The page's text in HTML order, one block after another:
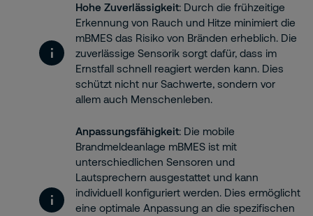
Hohe Zuverlässigkeit: Durch die frühzeitige
Erkennung von Rauch und Hitze minimiert die
mBMES das Risiko von Bränden erheblich. Die
zuverlässige Sensorik sorgt dafür, dass im
Ernstfall schnell reagiert werden kann. Dies
schützt nicht nur Sachwerte, sondern vor
allem auch Menschenleben.
Anpassungsfähigkeit: Die mobile
Brandmeldeanlage mBMES ist mit
unterschiedlichen Sensoren und
Lautsprechern ausgestattet und kann
individuell konfiguriert werden. Dies ermöglicht
eine optimale Anpassung an die spezifischen